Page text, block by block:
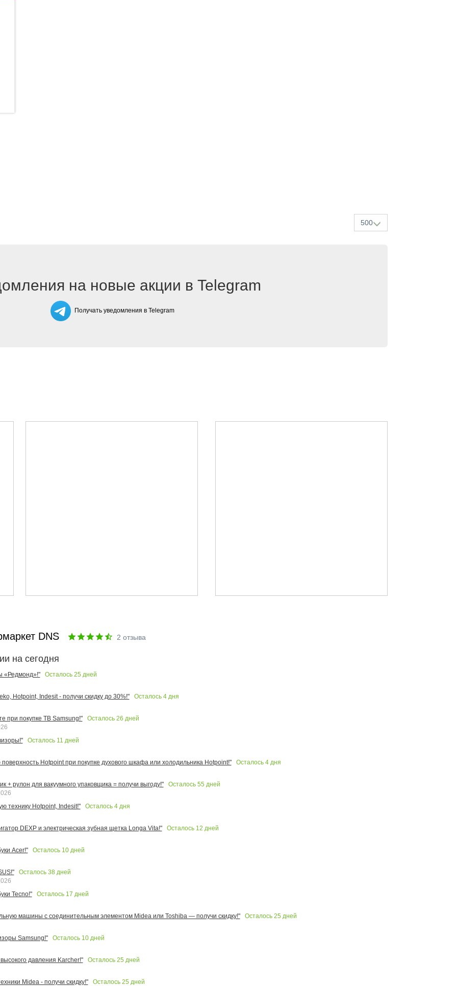
500
на новые акции в Telegram
Получать уведомления в Telegram
DNS 2 отзыва
на сегодня
«Редмонд»!" Осталось 25 дней
Hotpoint, Indesit - получи скидку до 30%!" Осталось 4дня
при покупке ТВ Samsung!" Осталось 26 дней
Осталось 11 дней
Hotpoint при покупке духового шкафа или холодильника Hotpoint!" Осталось 4дня
+ рулон для вакуумного упаковщика = получи выгоду!" Осталось 55 дней
технику Hotpoint, Indesit!"
Осталось 4дня
DEXP и электрическая зубная щетка Longa Vita!" Осталось 12 дней
Acer!" Осталось 10дней
Осталось 38дней
Tecno!"
Осталось 17 дней
машины с соединительным элементом Midea или Toshiba — получи скидку!" Осталось 25 дней
Samsung!" Осталось 10дней
давления Karcher!" Осталось 25 дней
Midea - получи скидку!" Осталось 25 дней